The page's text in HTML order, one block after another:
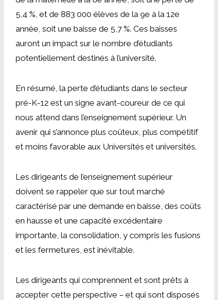
5,4 %, et de 883 000 élèves de la 9e à la 12e
année, soit une baisse de 5,7 %. Ces baisses
auront un impact sur le nombre d’étudiants
potentiellement destinés à l’université.
En résumé, la perte d’étudiants dans le secteur
pré-K-12 est un signe avant-coureur de ce qui
nous attend dans l’enseignement supérieur. Un
avenir qui s’annonce plus coûteux, plus compétitif
et moins favorable aux Universités et universités.
Les dirigeants de l’enseignement supérieur
doivent se rappeler que sur tout marché
caractérisé par une demande en baisse, des coûts
en hausse et une capacité excédentaire
importante, la consolidation, y compris les fusions
et les fermetures, est inévitable.
Les dirigeants qui comprennent et sont prêts à
accepter cette perspective – et qui sont disposés